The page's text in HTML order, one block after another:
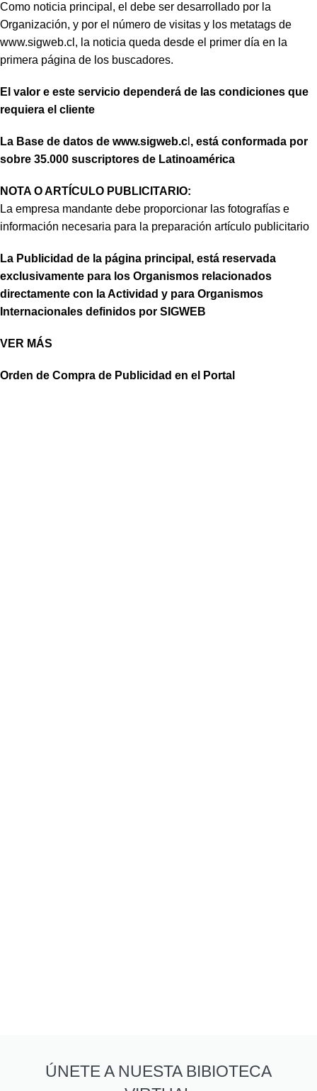
Como noticia principal, el debe ser desarrollado por la
Organización, y por el número de visitas y los metatags de
www.sigweb.cl, la noticia queda desde el primer día en la
primera página de los buscadores.
El valor e este servicio dependerá de las condiciones que
requiera el cliente
La Base de datos de www.sigweb.c , está conformada por
sobre 35.000 suscriptores de Latinoamérica
NOTA O ARTÍCULO PUBLICITARIO:
La empresa mandante debe proporcionar las fotografías e
información necesaria para la preparación artículo publicitario
La Publicidad de la página principal, está reservada
exclusivamente para los Organismos relacionados
directamente con la Actividad y para Organismos
Internacionales definidos por SIGWEB
VER MÁS
Orden de Compra de Publicidad en el Portal
ÚNETE A NUESTA BIBIOTECA